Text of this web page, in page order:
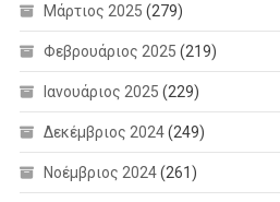
Μάρτιος 2025 (279)
Φεβρουάριος 2025 (219)
Ιανουάριος 2025 (229)
Δεκέμβριος 2024(249)
Νοέμβριος 2024(261)